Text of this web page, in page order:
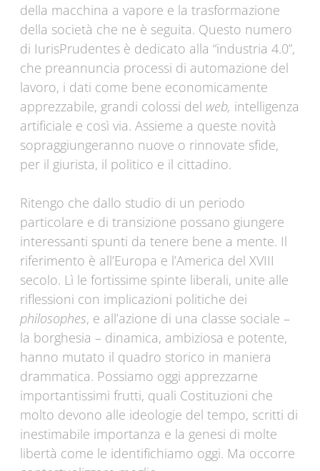
della macchina a vapore e la trasformazione
della società che ne è seguita. Questo numero
di IurisPrudentes è dedicato alla “industria 4.0”,
che preannuncia processi di automazione del
lavoro, i dati come bene economicamente
apprezzabile, grandi colossi del web, intelligenza
artificiale e così via. Assieme a queste novità
sopraggiungeranno nuove o rinnovate sfide,
per il giurista, il politico e il cittadino.
Ritengo che dallo studio di un periodo
particolare e di transizione possano giungere
interessanti spunti da tenere bene a mente. Il
riferimento è all’Europa e l’America del XVIII
secolo. Lì le fortissime spinte liberali, unite alle
riflessioni con implicazioni politiche dei
philosophes, e all’azione di una classe sociale –
la borghesia – dinamica, ambiziosa e potente,
hanno mutato il quadro storico in maniera
drammatica. Possiamo oggi apprezzarne
importantissimi frutti, quali Costituzioni che
molto devono alle ideologie del tempo, scritti di
inestimabile importanza e la genesi di molte
libertà come le identifichiamo oggi. Ma occorre